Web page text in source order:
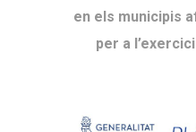
en els municipis
per a